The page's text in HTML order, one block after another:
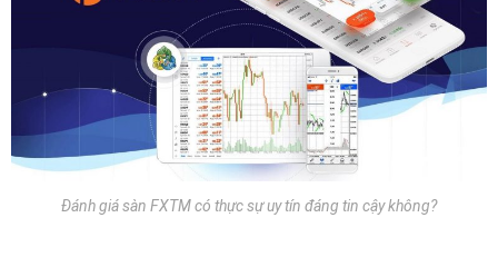
Đánh giá sàn FXTM có thực sự uy tín đáng tin cậy không?